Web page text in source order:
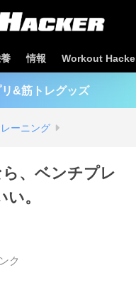
情報 Workout
&筋トレグッズ
ーニング
、ベンチプレ
。
ク